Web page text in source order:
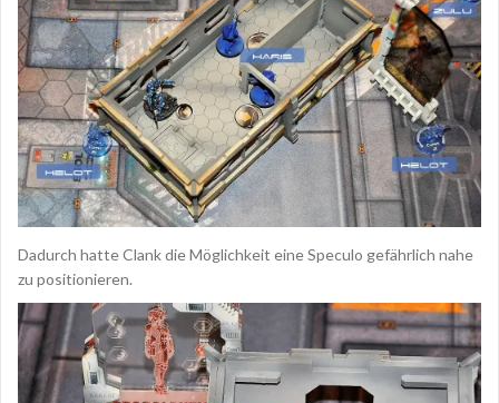
Dadurch hatte Clank die Möglichkeit eine Speculo gefährlich nahe
zu positionieren.